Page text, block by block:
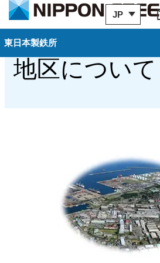
JP
サイト内検索 メニュー
東日本製鉄所
東日本製鉄所
直江津地区案内
アクセス・地図（直江津地区）
関連会社（直江津地区）
環境への取り組み（直江津地区）
地域・社会貢献（直江津地区）
東日本製鉄
地区について